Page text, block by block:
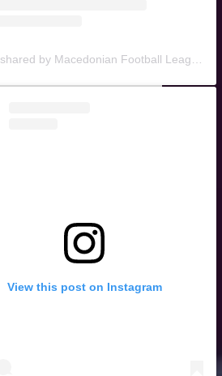
A post shared by Macedonian Football League ™ (@mfl.mk)
View this post on Instagram